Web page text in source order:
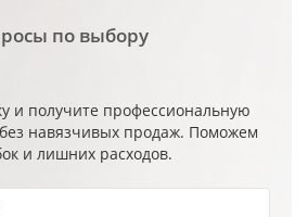
по выбору
и получите профессиональную
навязчивых продаж. Поможем
и лишних расходов.